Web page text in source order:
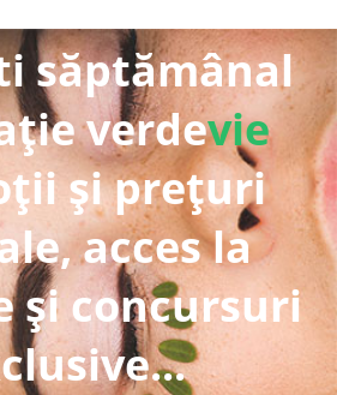
săptămânal
verdevie
și prețuri
acces la
și concursuri